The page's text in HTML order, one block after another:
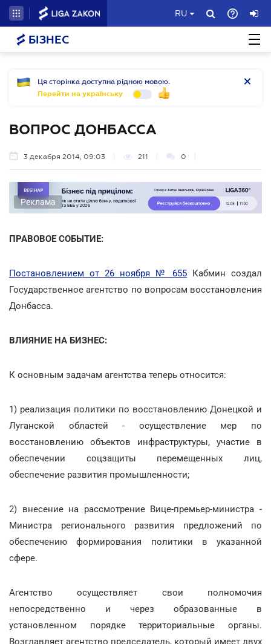
RU
БІЗНЕС
Ця сторінка доступна рідною мовою.
Перейти на українську
ВОПРОС ДОНБАССА
3 декабря 2014, 09:03 211 0
Реклама
ПРАВОВОЕ СОБЫТИЕ:
Постановлением от 26 ноября № 655 Кабмин создал
Государственное агентство по вопросам восстановления
Донбасса.
ВЛИЯНИЕ НА БИЗНЕС:
К основным задачам агентства теперь относится:
1) реализация политики по восстановлению Донецкой и
Луганской областей - осуществление мер по
восстановлению объектов инфраструктуры, участие в
обеспечении соцзащиты перемещенных лиц,
обеспечение развития промышленности;
2) внесение на рассмотрение Вице-премьер-министра -
Министра регионального развития предложений по
обеспечению формирования политики в указанной
сфере.
Агентство осуществляет свои полномочия
непосредственно и через образованные в
установленном порядке территориальные органы.
Возглавляет агентство председатель, который имеет двух